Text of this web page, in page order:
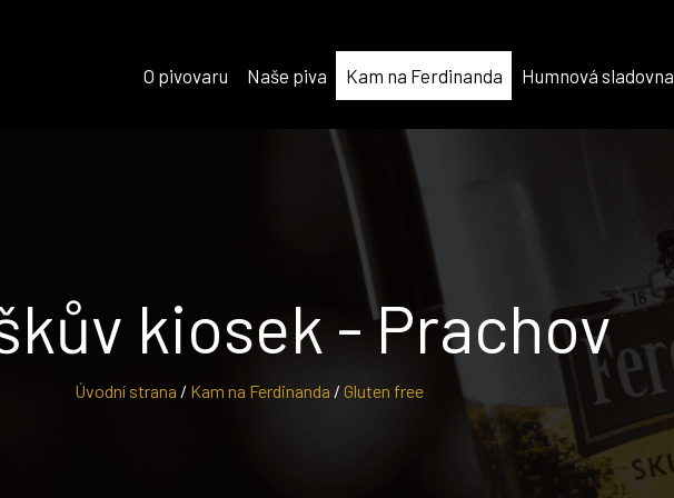
O pivovaru Naše piva Kam na Ferdinanda Humnová sladovna
Úvodní strana / Kam na Ferdinanda / Gluten free
kiosek - Prachov